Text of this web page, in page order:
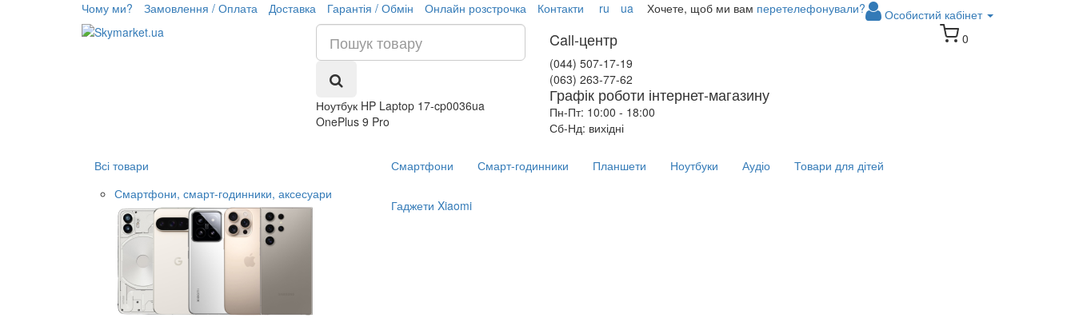
Чому ми? Замовлення / Оплата Доставка Гарантія / Обмін Онлайн розстрочка Контакти ru ua Особистий кабінет
Хочете, щоб ми вам перетелефонували?
Ноутбук HP Laptop 17-cp0036ua
OnePlus 9 Pro
Call-центр
(044) 507-17-19
(063) 263-77-62
Графік роботи інтернет-магазину
Пн-Пт: 10:00 - 18:00
Сб-Нд: вихідні
0
Всі товари
Смартфони, смарт-годинники, аксесуари
Смартфони Смарт-годинники Планшети Ноутбуки Аудіо Товари для дітей
Гаджети Xiaomi